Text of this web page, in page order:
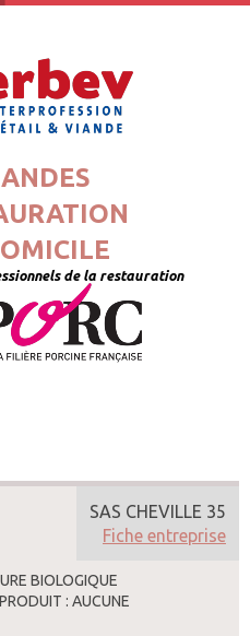
de la restauration
BIOLOGIQUE
: AUCUNE
SAS CHEVILLE 35
Fiche entreprise